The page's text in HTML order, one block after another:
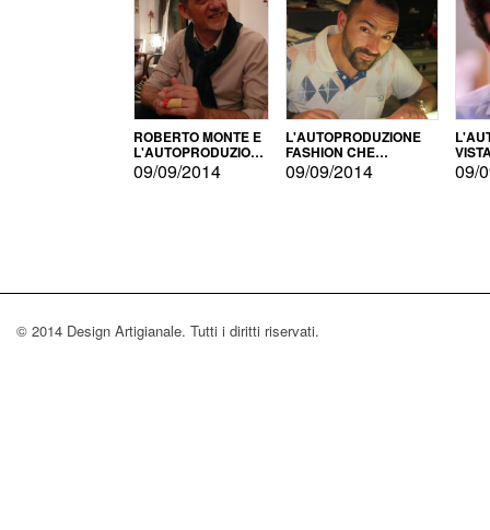
ROBERTO MONTE E
L'AUTOPRODUZIONE
CON IL CENSIMENTO
09/09/2014
L'AUTOPRODUZIONE
FASHION CHE
CONQUISTA GLI USA
09/09/2014 09/
© 2014 Design Artigianale. Tutti i diritti riservati.